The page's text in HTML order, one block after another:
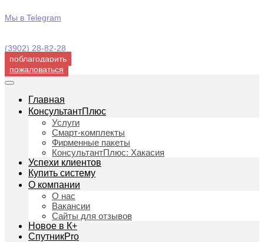
Мы в Telegram
(3902) 28-82-28
поблагодарить
пожаловаться
Главная
КонсультантПлюс
Услуги
Смарт-комплекты
Фирменные пакеты
КонсультантПлюс: Хакасия
Успехи клиентов
Купить систему
О компании
О нас
Вакансии
Сайты для отзывов
Новое в К+
СпутникPro